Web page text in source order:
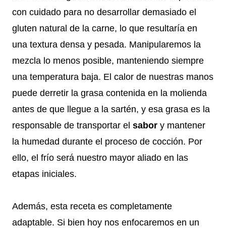
con cuidado para no desarrollar demasiado el
gluten natural de la carne, lo que resultaría en
una textura densa y pesada. Manipularemos la
mezcla lo menos posible, manteniendo siempre
una temperatura baja. El calor de nuestras manos
puede derretir la grasa contenida en la molienda
antes de que llegue a la sartén, y esa grasa es la
responsable de transportar el sabor y mantener
la humedad durante el proceso de cocción. Por
ello, el frío será nuestro mayor aliado en las
etapas iniciales.
Además, esta receta es completamente
adaptable. Si bien hoy nos enfocaremos en un